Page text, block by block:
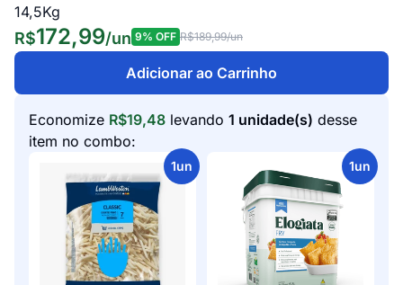
14,5Kg
R$172,99/un 9% OFF R$189,99/un
Adicionar ao Carrinho
Economize R$19,48 levando 1 unidade(s) desse
item no combo:
1un 1un